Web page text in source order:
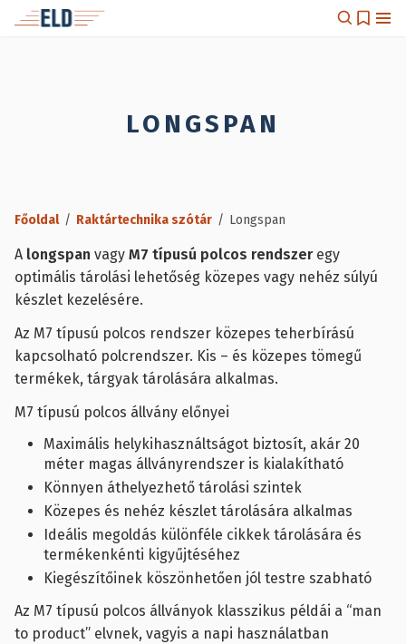
LONGSPAN
Főoldal / Raktártechnika szótár / Longspan
A longspan vagy M7 típusú polcos rendszeregy
optimális tárolási lehetőség közepes vagy nehéz súlyú
készlet kezelésére.
Az M7 típusú polcos rendszer közepes teherbírású
kapcsolható polcrendszer. Kis – és közepes tömegű
termékek, tárgyak tárolására alkalmas.
M7 típusú polcos állvány előnyei
Maximális helykihasználtságot biztosít, akár 20
méter magas állványrendszer is kialakítható
Könnyen áthelyezhető tárolási szintek
Közepes és nehéz készlet tárolására alkalmas
Ideális megoldás különféle cikkek tárolására és
termékenkénti kigyűjtéséhez
Kiegészítőinek köszönhetően jól testre szabható
Az M7 típusú polcos állványok klasszikus példái a “man
to product” elvnek, vagyis a napi használatban